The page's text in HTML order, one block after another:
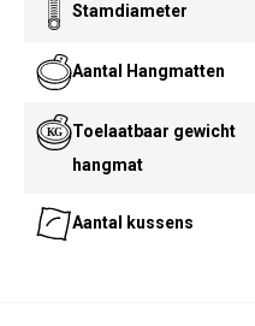
Stamdiameter
Aantal Hangmatten
Toelaatbaar gewicht
hangmat
Aantal kussens